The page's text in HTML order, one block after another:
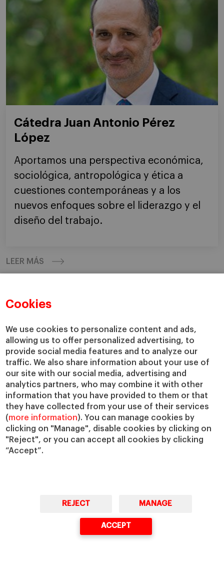
Cookies
We use cookies to personalize content and ads,
allowing us to offer personalized advertising, to
provide social media features and to analyze our
traffic. We also share information about your use of
our site with our social media, advertising and
analytics partners, who may combine it with other
information that you have provided to them or that
they have collected from your use of their services
(more information). You can manage cookies by
clicking on "Manage", disable cookies by clicking on
"Reject", or you can accept all cookies by clicking
“Accept”.
REJECT MANAGE
ACCEPT
Cátedra Juan Antonio Pérez
López
Aportamos una perspectiva económica,
sociológica, antropológica y ética a
cuestiones contemporáneas y a los
nuevos enfoques sobre el liderazgo y el
diseño del trabajo.
LEER MÁS
Cátedra Liderazgo Empresarial y
el Futuro del Trabajo - Fundación
Futuro del Trabajo - Fundación Joaquim
Molins Figueras tiene como objetivo
favorecer un empleo de calidad que